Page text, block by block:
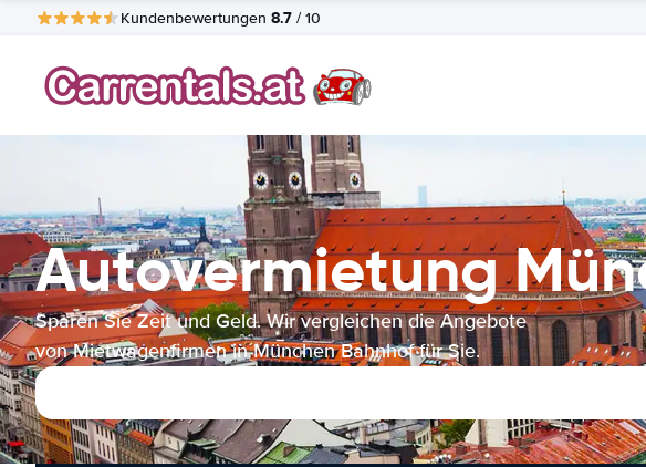
Kundenbewertungen 8.7 / 10
Autovermietung
Sparen Sie Zeit und Geld. Wir vergleichen die Angebote
von Mietwagenfirmen in München Bahnhof für Sie.